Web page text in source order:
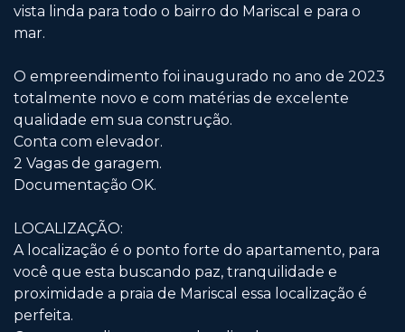
vista linda para todo o bairro do Mariscal e para o
mar.
O empreendimento foi inaugurado no ano de 2023
totalmente novo e com matérias de excelente
qualidade em sua construção.
Conta com elevador.
2 Vagas de garagem.
Documentação OK.
LOCALIZAÇÃO:
A localização é o ponto forte do apartamento, para
você que esta buscando paz, tranquilidade e
proximidade a praia de Mariscal essa localização é
perfeita.